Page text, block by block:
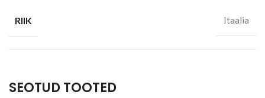
RIIK Itaalia
SEOTUD TOOTED